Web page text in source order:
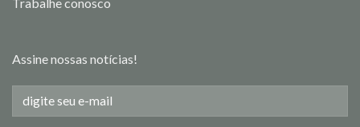
Trabalhe conosco
Assine nossas notícias!